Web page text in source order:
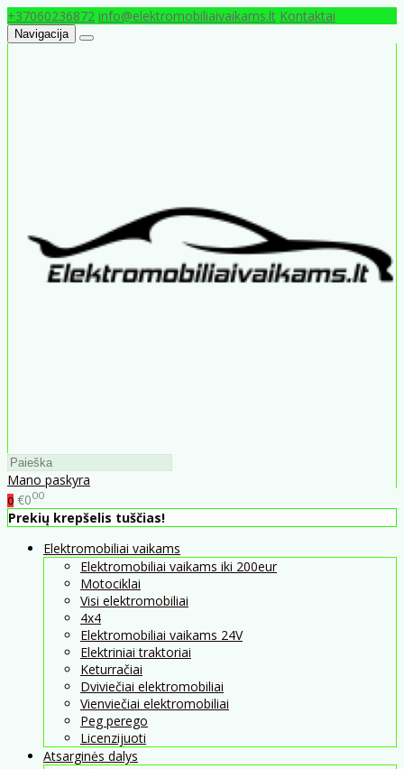
+37060236872 info@elektromobiliaivaikams.lt Kontaktai
Navigacija
Mano paskyra
0 €000
Prekių krepšelis tuščias!
Elektromobiliai vaikams
Elektromobiliai vaikams iki 200eur
Motociklai
Visi elektromobiliai
4x4
Elektromobiliai vaikams 24V
Elektriniai traktoriai
Keturračiai
Dviviečiai elektromobiliai
Vienviečiai elektromobiliai
Peg perego
Licenzijuoti
Atsarginės dalys